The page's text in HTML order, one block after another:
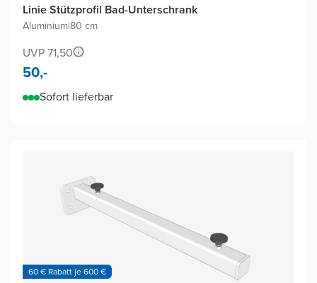
Linie Stützprofil Bad-Unterschrank
Aluminium|80 cm
UVP 71,50
50,-
Sofort lieferbar
60 € Rabatt je 600 €